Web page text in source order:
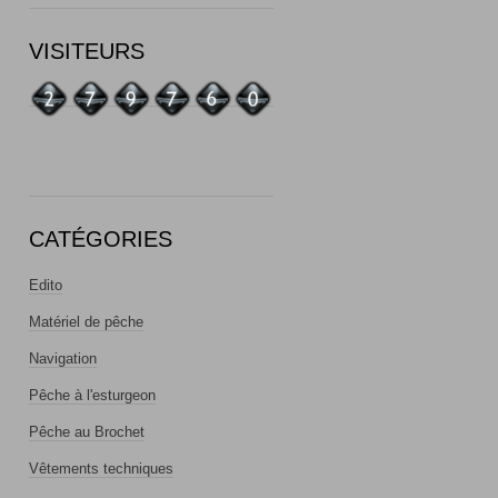
VISITEURS
CATÉGORIES
Edito
Matériel de pêche
Navigation
Pêche à l'esturgeon
Pêche au Brochet
Vêtements techniques